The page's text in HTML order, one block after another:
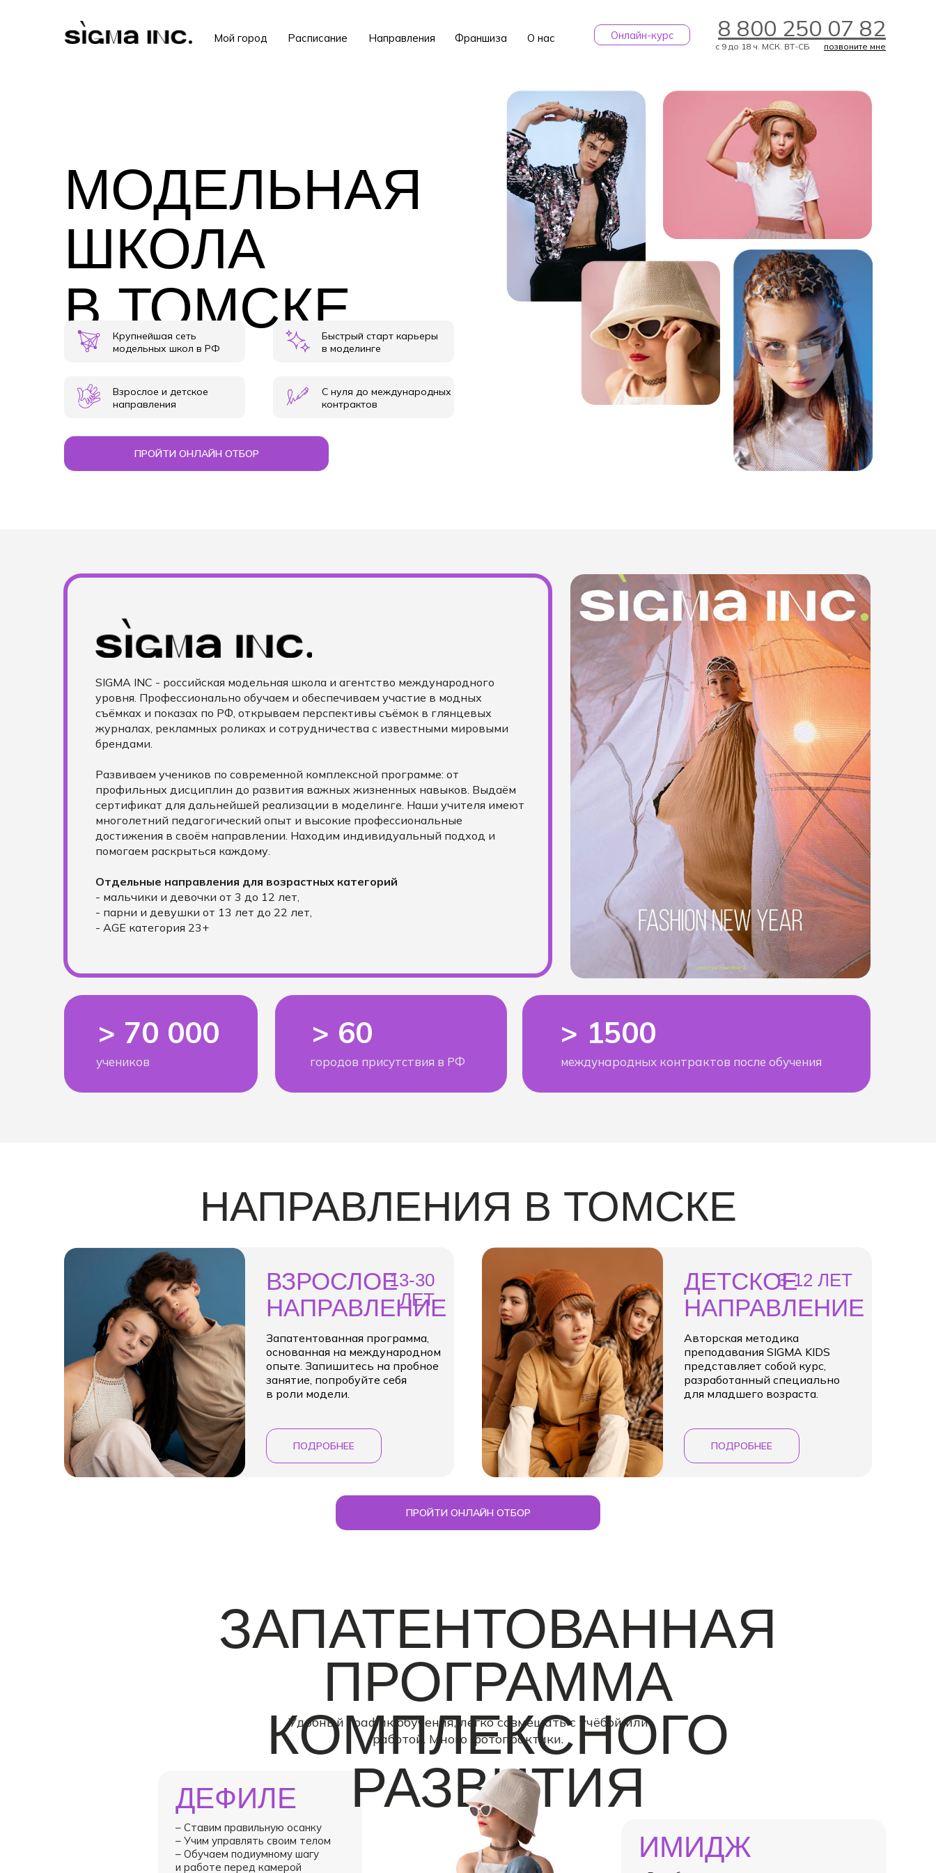
Мой город Расписание Направления О нас
Франшиза Онлайн-курс 8 800 250 07 82
позвоните мне
с 9 до 18 ч. МСК. ВТ-СБ
МОДЕЛЬНАЯ
ШКОЛА
В ТОМСКЕ
С нуля до международных
контрактов
Быстрый старт карьеры
в моделинге
Крупнейшая сеть
модельных школ в РФ
Взрослое и детское
направления
ПРОЙТИ ОНЛАЙН ОТБОР
SIGMA INC - российская модельная школа и агентство международного
уровня. Профессионально обучаем и обеспечиваем участие в модных
съёмках и показах по РФ, открываем перспективы съёмок в глянцевых
журналах, рекламных роликах и сотрудничества с известными мировыми
брендами.
Развиваем учеников по современной комплексной программе: от
профильных дисциплин до развития важных жизненных навыков. Выдаём
сертификат для дальнейшей реализации в моделинге. Наши учителя имеют
многолетний педагогический опыт и высокие профессиональные
достижения в своём направлении. Находим индивидуальный подход и
помогаем раскрыться каждому.
Отдельные направления для возрастных категорий
- мальчики и девочки от 3 до 12 лет,
- парни и девушки от 13 лет до 22 лет,
- AGE категория 23+
учеников
> 70 000
международных контрактов после обучения
> 1500
городов присутствия в РФ
> 60
НАПРАВЛЕНИЯ В ТОМСКЕ
ВЗРОСЛОЕ
НАПРАВЛЕНИЕ
13-30
ЛЕТ
Запатентованная программа,
основанная на международном
опыте. Запишитесь на пробное
занятие, попробуйте себя
в роли модели.
ПОДРОБНЕЕ
Авторская методика
преподавания SIGMA KIDS
представляет собой курс,
разработанный специально
для младшего возраста.
3-12 ЛЕТ
ДЕТСКОЕ
НАПРАВЛЕНИЕ
ПОДРОБНЕЕ
ПРОЙТИ ОНЛАЙН ОТБОР
ДЕФИЛЕ
– Ставим правильную осанку
– Учим управлять своим телом
– Обучаем подиумному шагу
и работе перед камерой
ЗАПАТЕНТОВАННАЯ
ПРОГРАММА
КОМПЛЕКСНОГО
РАЗВИТИЯ
ИМИДЖ
Удобный график обучения, легко совмещать с учёбой или
работой. Много фотопрактики.